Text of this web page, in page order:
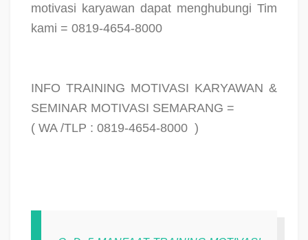
motivasi karyawan dapat menghubungi Tim
kami = 0819-4654-8000
INFO TRAINING MOTIVASI KARYAWAN &
SEMINAR MOTIVASI SEMARANG =
( WA /TLP : 0819-4654-8000 )